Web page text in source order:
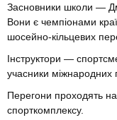
Засновники школи —
Вони є чемпіонами
шосейно-кільцевих
Інструктори —
учасники міжнародних
Перегони проходять на
спорткомплексу.